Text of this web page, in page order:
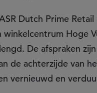
Dutch Prime
Hoge
De afspraken
de achterzijde van
vernieuwd en